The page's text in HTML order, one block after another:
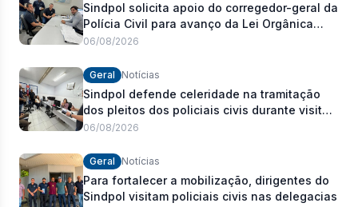
Sindpol solicita apoio do corregedor-geral da
Polícia Civil para avanço da Lei Orgânica
Estadual
06/08/2026
Geral Notícias
Sindpol defende celeridade na tramitação
dos pleitos dos policiais civis durante visita
às delegacias
06/08/2026
Geral Notícias
Para fortalecer a mobilização, dirigentes do
Sindpol visitam policiais civis nas delegacias